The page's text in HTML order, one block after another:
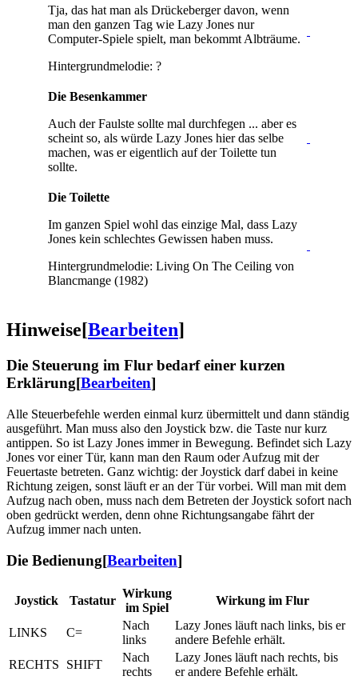
Tja, das hat man als Drückeberger davon, wenn
man den ganzen Tag wie Lazy Jones nur
Computer-Spiele spielt, man bekommt Albträume.
Hintergrundmelodie: ?
Die Besenkammer
Auch der Faulste sollte mal durchfegen ... aber es
scheint so, als würde Lazy Jones hier das selbe
machen, was er eigentlich auf der Toilette tun
sollte.
Die Toilette
Im ganzen Spiel wohl das einzige Mal, dass Lazy
Jones kein schlechtes Gewissen haben muss.
Hintergrundmelodie: Living On The Ceiling von
Blancmange (1982)
Hinweise[Bearbeiten]
Die Steuerung im Flur bedarf einer kurzen
Erklärung[Bearbeiten]
Alle Steuerbefehle werden einmal kurz übermittelt und dann ständig
ausgeführt. Man muss also den Joystick bzw. die Taste nur kurz
antippen. So ist Lazy Jones immer in Bewegung. Befindet sich Lazy
Jones vor einer Tür, kann man den Raum oder Aufzug mit der
Feuertaste betreten. Ganz wichtig: der Joystick darf dabei in keine
Richtung zeigen, sonst läuft er an der Tür vorbei. Will man mit dem
Aufzug nach oben, muss nach dem Betreten der Joystick sofort nach
oben gedrückt werden, denn ohne Richtungsangabe fährt der
Aufzug immer nach unten.
Die Bedienung[Bearbeiten]
Joystick Tastatur
Wirkung
im Spiel
Wirkung im Flur
LINKS C=
Nach
links
Lazy Jones läuft nach links, bis er
andere Befehle erhält.
RECHTS
SHIFT
Nach
rechts
Lazy Jones läuft nach rechts, bis
er andere Befehle erhält.